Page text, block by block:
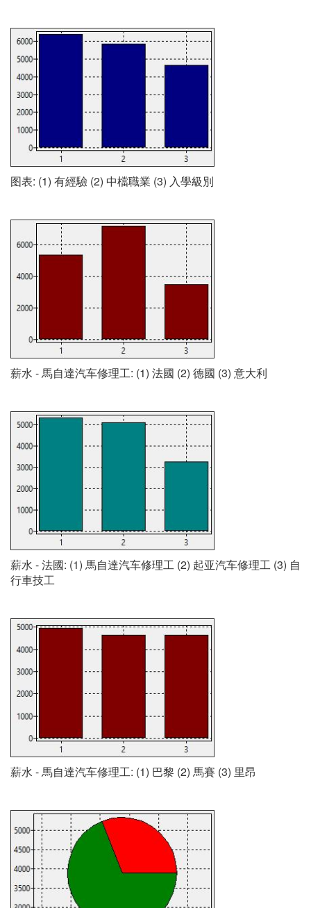
图表: (1) 有經驗 (2) 中檔職業 (3) 入學級別
薪水 - 馬自達汽车修理工: (1) 法國 (2) 德國 (3) 意大利
薪水 - 法國: (1) 馬自達汽车修理工 (2) 起亚汽车修理工 (3) 自
行車技工
薪水 - 馬自達汽车修理工: (1) 巴黎 (2) 馬賽 (3) 里昂